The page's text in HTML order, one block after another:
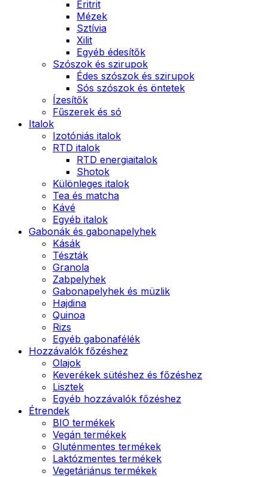
Eritrit
Mézek
Sztívia
Xilit
Egyéb édesítők
Szószok és szirupok
Édes szószok és szirupok
Sós szószok és öntetek
Ízesítők
Fűszerek és só
Italok
Izotóniás italok
RTD italok
RTD energiaitalok
Shotok
Különleges italok
Tea és matcha
Kávé
Egyéb italok
Gabonák és gabonapelyhek
Kásák
Tészták
Granola
Zabpelyhek
Gabonapelyhek és müzlik
Hajdina
Quinoa
Rizs
Egyéb gabonafélék
Hozzávalók főzéshez
Olajok
Keverékek sütéshez és főzéshez
Lisztek
Egyéb hozzávalók főzéshez
Étrendek
BIO termékek
Vegán termékek
Gluténmentes termékek
Laktózmentes termékek
Vegetáriánus termékek